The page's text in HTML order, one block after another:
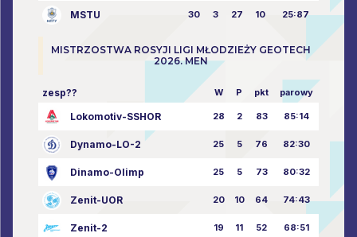
MSTU 30 3 27 10 25:87
MISTRZOSTWA ROSYJI LIGI MŁODZIEŻY GEOTECH
2026. MEN
zesp?? W P pkt parowy
Lokomotiv-SSHOR 28 2 83 85:14
Dynamo-LO-2 25 5 76 82:30
Dinamo-Olimp 25 5 73 80:32
Zenit-UOR 20 10 64 74:43
Zenit-2 19 11 52 68:51